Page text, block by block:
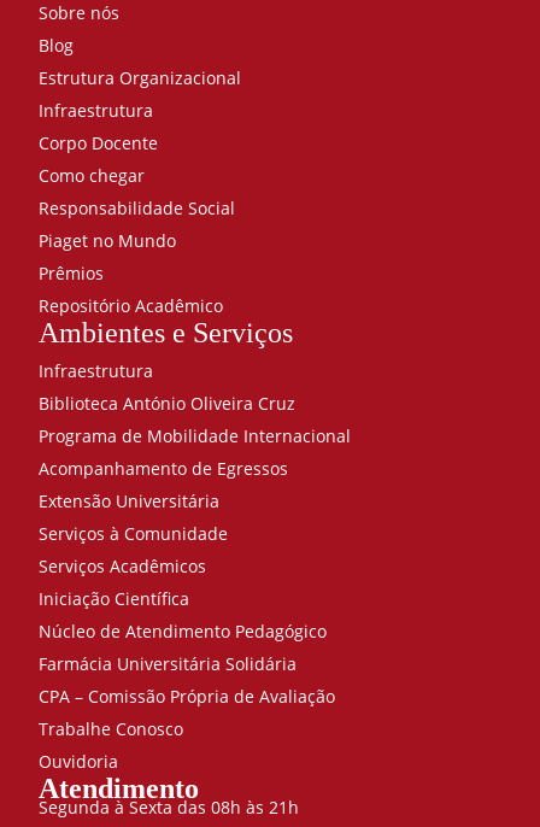
Sobre nós
Blog
Estrutura Organizacional
Infraestrutura
Corpo Docente
Como chegar
Responsabilidade Social
Piaget no Mundo
Prêmios
Repositório Acadêmico
Ambientes e Serviços
Infraestrutura
Biblioteca António Oliveira Cruz
Programa de Mobilidade Internacional
Acompanhamento de Egressos
Extensão Universitária
Serviços à Comunidade
Serviços Acadêmicos
Iniciação Científica
Núcleo de Atendimento Pedagógico
Farmácia Universitária Solidária
CPA – Comissão Própria de Avaliação
Trabalhe Conosco
Ouvidoria
Atendimento
Segunda à Sexta das 08h às 21h